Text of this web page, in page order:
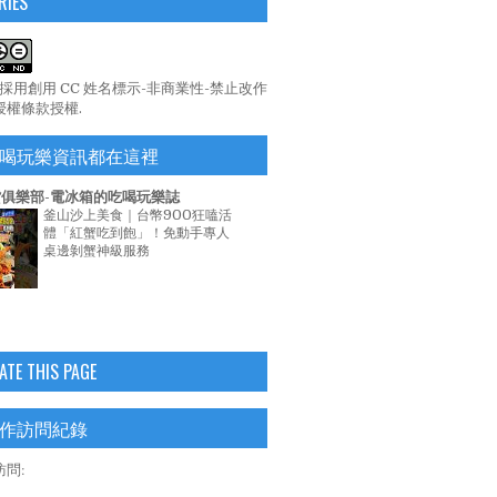
用創用 CC 姓名標示-非商業性-禁止改作
權條款授權.
玩樂資訊都在這裡
樂部-電冰箱的吃喝玩樂誌
釜山沙上美食｜台幣900狂嗑活
體「紅蟹吃到飽」！免動手專人
桌邊剝蟹神級服務
THIS PAGE
訪問紀錄
問: